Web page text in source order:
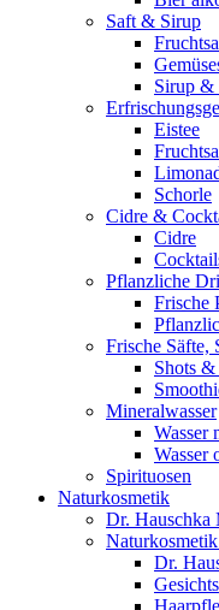
Saft & Sirup
Sirup &
Eistee
Schorle
Cidre &
Cidre
Pflanzliche
Frische
Frische Säfte,
Shots
Mineralwasser
Wasser
Wasser
Spirituosen
Naturkosmetik
Dr. Hauschka
Dr.